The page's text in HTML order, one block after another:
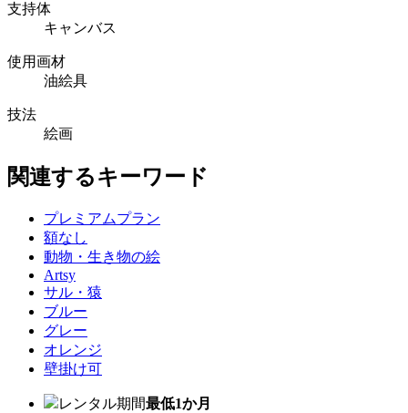
支持体
キャンバス
使用画材
油絵具
技法
絵画
関連するキーワード
プレミアムプラン
額なし
動物・生き物の絵
Artsy
サル・猿
ブルー
グレー
オレンジ
壁掛け可
レンタル期間最低1か月